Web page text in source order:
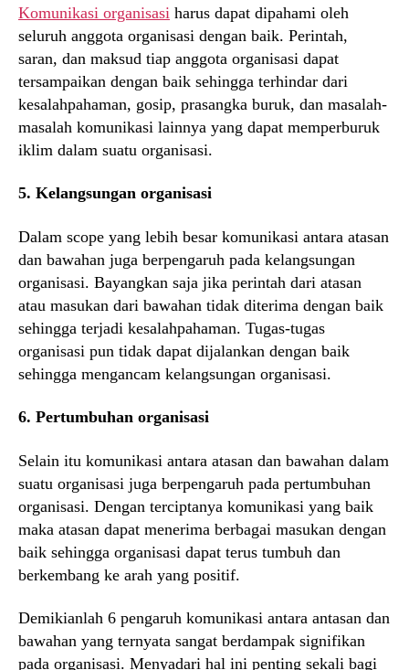
Komunikasi organisasi harus dapat dipahami oleh
seluruh anggota organisasi dengan baik. Perintah,
saran, dan maksud tiap anggota organisasi dapat
tersampaikan dengan baik sehingga terhindar dari
kesalahpahaman, gosip, prasangka buruk, dan masalah-
masalah komunikasi lainnya yang dapat memperburuk
iklim dalam suatu organisasi.
5. Kelangsungan organisasi
Dalam scope yang lebih besar komunikasi antara atasan
dan bawahan juga berpengaruh pada kelangsungan
organisasi. Bayangkan saja jika perintah dari atasan
atau masukan dari bawahan tidak diterima dengan baik
sehingga terjadi kesalahpahaman. Tugas-tugas
organisasi pun tidak dapat dijalankan dengan baik
sehingga mengancam kelangsungan organisasi.
6. Pertumbuhan organisasi
Selain itu komunikasi antara atasan dan bawahan dalam
suatu organisasi juga berpengaruh pada pertumbuhan
organisasi. Dengan terciptanya komunikasi yang baik
maka atasan dapat menerima berbagai masukan dengan
baik sehingga organisasi dapat terus tumbuh dan
berkembang ke arah yang positif.
Demikianlah 6 pengaruh komunikasi antara antasan dan
bawahan yang ternyata sangat berdampak signifikan
pada organisasi. Menyadari hal ini penting sekali bagi